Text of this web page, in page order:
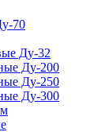
70
Ду-32
Ду-200
Ду-250
Ду-300